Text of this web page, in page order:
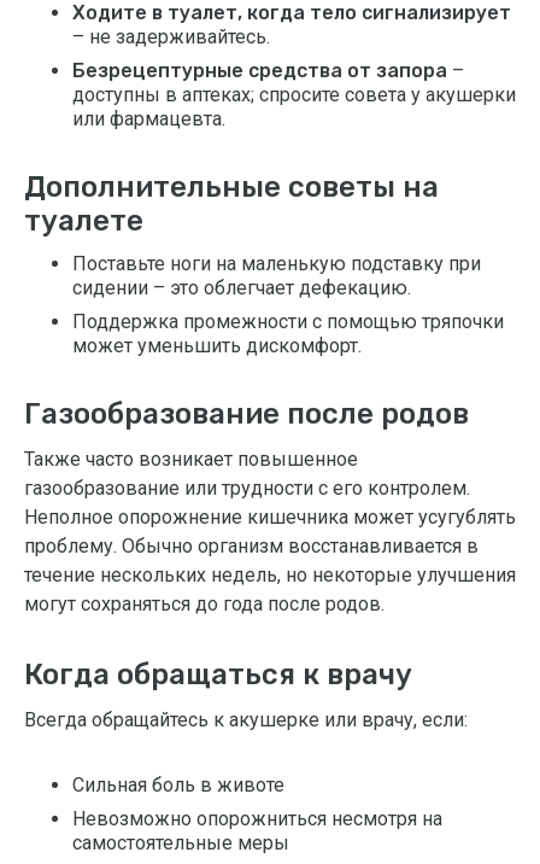
Ходите в туалет, когда тело сигнализирует
– не задерживайтесь.
Безрецептурные средства от запора –
доступны в аптеках; спросите совета у акушерки
или фармацевта.
Дополнительные советы на
туалете
Поставьте ноги на маленькую подставку при
сидении – это облегчает дефекацию.
Поддержка промежности с помощью тряпочки
может уменьшить дискомфорт.
Газообразование после родов
Также часто возникает повышенное
газообразование или трудности с его контролем.
Неполное опорожнение кишечника может усугублять
проблему. Обычно организм восстанавливается в
течение нескольких недель, но некоторые улучшения
могут сохраняться до года после родов.
Когда обращаться к врачу
Всегда обращайтесь к акушерке или врачу, если:
Сильная боль в животе
Невозможно опорожниться несмотря на
самостоятельные меры